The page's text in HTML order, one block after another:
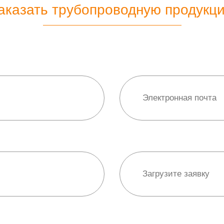
трубопроводную